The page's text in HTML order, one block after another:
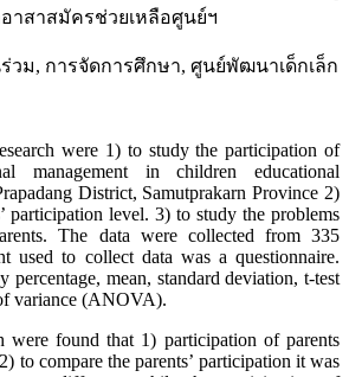
าสาสมัครช่วยเหลือศูนย์ฯ
วม, การจัดการศึกษา, ศูนย์พัฒนาเด็กเล็ก
were 1) to study the participation of
management in children educational
District, Samutprakarn Province 2)
participation level. 3) to study the problems
The data were collected from 335
used to collect data was a questionnaire.
percentage, mean, standard deviation, t-test
variance (ANOVA).
were found that 1) participation of parents
to compare the parents’ participation it was